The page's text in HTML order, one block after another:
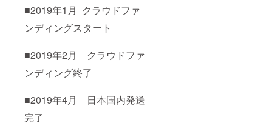
■2019年1月 クラウドファ
ンディングスタート
■2019年2月 クラウドファ
ンディング終了
■2019年4月 日本国内発送
完了